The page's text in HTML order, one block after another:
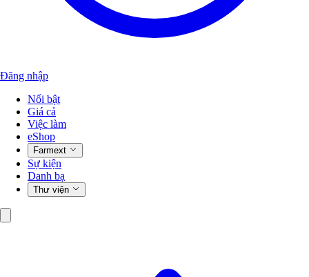
Đăng nhập
Nổi bật
Giá cả
Việc làm
eShop
Farmext
Sự kiện
Danh bạ
Thư viện